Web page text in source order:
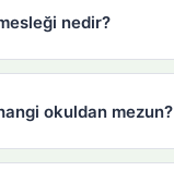
nedir?
okuldan mezun?